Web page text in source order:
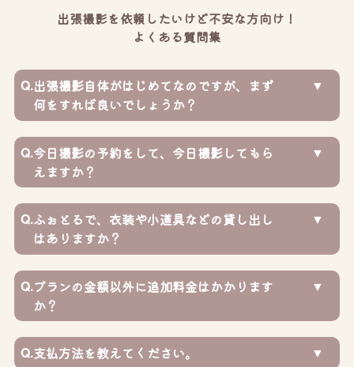
出張撮影を依頼したいけど不安な方向け！
よくある質問集
Q.出張撮影自体がはじめてなのですが、まず
何をすれば良いでしょうか？
Q.今日撮影の予約をして、今日撮影してもら
えますか？
Q.ふぉとるで、衣装や小道具などの貸し出し
はありますか？
Q.プランの金額以外に追加料金はかかります
か？
Q.支払方法を教えてください。